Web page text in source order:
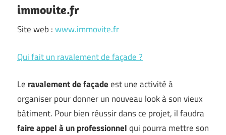
immovite.fr
Site web :www.immovite.fr
Qui fait un ravalement de façade ?
Le ravalement de façadeest une activité à
organiser pour donner un nouveau look à son vieux
bâtiment. Pour bien réussir dans ce projet, il faudra
faire appel à un professionnelqui pourra mettre son